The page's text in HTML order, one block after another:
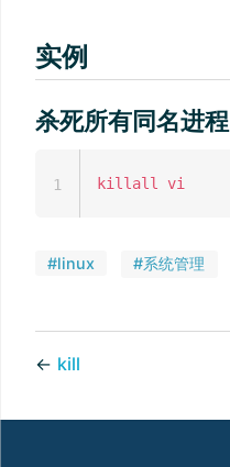
实例
杀死所有同名进程
killall vi
1
#linux #系统管理
← kill